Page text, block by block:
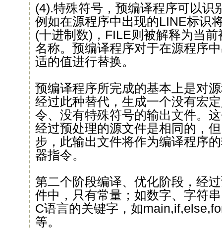
(4).特殊符号，预编译程序可以识
例如在源程序中出现的LINE标识
(十进制数)，FILE则被解释为当
名称。预编译程序对于在源程序
适的值进行替换。
预编译程序所完成的基本上是对
经过此种替代，生成一个没有宏
令、没有特殊符号的输出文件。
经过预处理的源文件是相同的，
步，此输出文件将作为编译程序
器指令。
第二个阶段编译、优化阶段，经
件中，只有常量；如数字、字符
C语言的关键字，如
等。